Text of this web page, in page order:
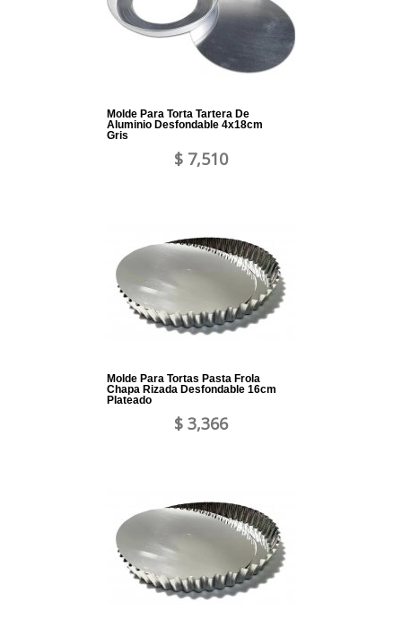
Molde Para Torta Tartera De
Aluminio Desfondable 4x18cm
Gris
$ 7,510
Molde Para Tortas Pasta Frola
Chapa Rizada Desfondable 16cm
Plateado
$ 3,366